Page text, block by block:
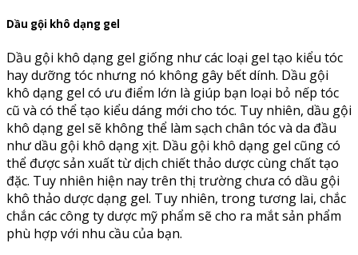
Dầu gội khô dạng gel
Dầu gội khô dạng gel giống như các loại gel tạo kiểu tóc
hay dưỡng tóc nhưng nó không gây bết dính. Dầu gội
khô dạng gel có ưu điểm lớn là giúp bạn loại bỏ nếp tóc
cũ và có thể tạo kiểu dáng mới cho tóc. Tuy nhiên, dầu gội
khô dạng gel sẽ không thể làm sạch chân tóc và da đầu
như dầu gội khô dạng xịt. Dầu gội khô dạng gel cũng có
thể được sản xuất từ dịch chiết thảo dược cùng chất tạo
đặc. Tuy nhiên hiện nay trên thị trường chưa có dầu gội
khô thảo dược dạng gel. Tuy nhiên, trong tương lai, chắc
chắn các công ty dược mỹ phẩm sẽ cho ra mắt sản phẩm
phù hợp với nhu cầu của bạn.